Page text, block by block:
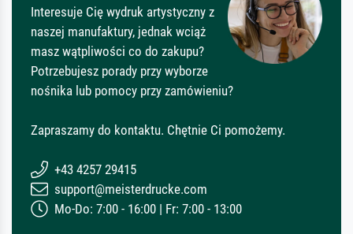
Interesuje Cię wydruk artystyczny z
naszej manufaktury, jednak wciąż
masz wątpliwości co do zakupu?
Potrzebujesz porady przy wyborze
nośnika lub pomocy przy zamówieniu?
Zapraszamy do kontaktu. Chętnie Ci pomożemy.
+43 4257 29415
support@meisterdrucke.com
Mo-Do: 7:00 - 16:00 | Fr: 7:00 - 13:00